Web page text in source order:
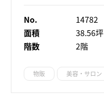
No.
14782
面積
38.56坪
階数
2階
物販 美容・サロン